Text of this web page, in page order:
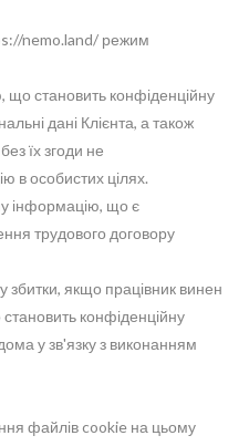
nemo.land/ режим
становить конфіденційну
дані Клієнта, а також
їх згоди не
в особистих цілях.
інформацію, що є
трудового договору
збитки, якщо працівник винен
конфіденційну
у зв'язку з виконанням
файлів cookie на цьому